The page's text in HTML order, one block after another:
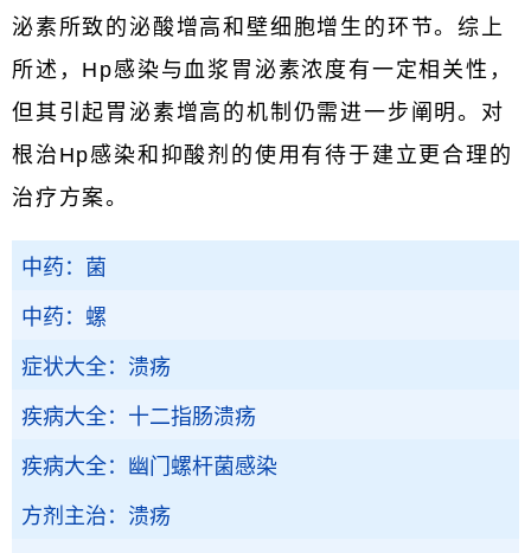
泌素所致的泌酸增高和壁细胞增生的环节。综上
所述，Hp感染与血浆胃泌素浓度有一定相关性，
但其引起胃泌素增高的机制仍需进一步阐明。对
根治Hp感染和抑酸剂的使用有待于建立更合理的
治疗方案。
中药：菌
中药：螺
症状大全：溃疡
疾病大全：十二指肠溃疡
疾病大全：幽门螺杆菌感染
方剂主治：溃疡